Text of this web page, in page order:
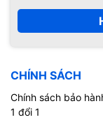
CHÍNH SÁCH
Chính sách bảo
1 đổi 1